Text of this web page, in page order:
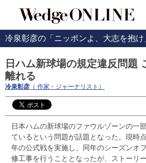
冷泉彰彦の「ニッポンよ、大志を抱け
日ハム新球場の規定違反問題
離れる
冷泉彰彦 （ 作家・ジャーナリスト）
日本ハムの新球場のファウルゾーンの一
ているという問題が話題となった。現時
年の公式戦を実施し、同年のシーズンオ
修工事を行うこととなったが、ストーリ